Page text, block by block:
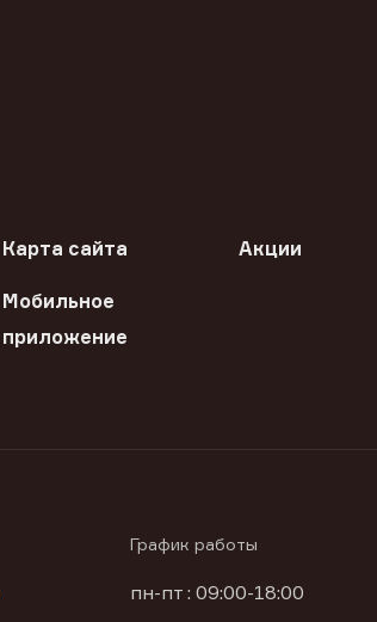
Карта сайта Акции
Мобильное
приложение
График работы
пн-пт : 09:00-18:00